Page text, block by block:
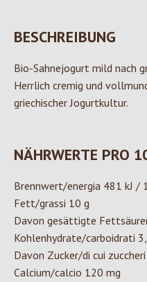
BESCHREIBUNG
Bio-Sahnejogurt mild nach
Herrlich cremig und
griechischer Jogurtkultur.
NÄHRWERTE PRO
Brennwert/energia 481 kJ /
Fett/grassi 10 g
Davon gesättigte
Kohlenhydrate/carboidrati
Davon Zucker/di cui
Calcium/calcio 120 mg